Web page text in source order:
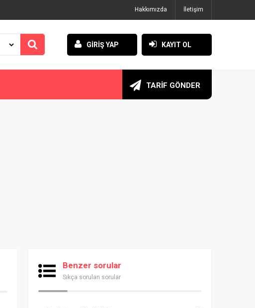
Hakkımızda İletişim
GİRİŞ YAP KAYIT OL
TARİF GÖNDER
Benzer sorular
Sıkça sorulan sorular